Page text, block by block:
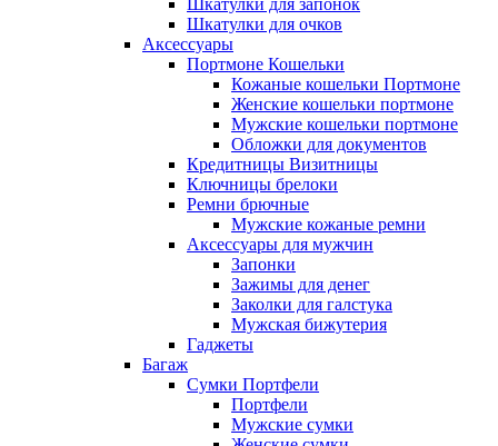
Шкатулки для запонок
Шкатулки для очков
Аксессуары
Портмоне Кошельки
Кожаные кошельки Портмоне
Женские кошельки портмоне
Мужские кошельки портмоне
Обложки для документов
Кредитницы Визитницы
Ключницы брелоки
Ремни брючные
Мужские кожаные ремни
Аксессуары для мужчин
Запонки
Зажимы для денег
Заколки для галстука
Мужская бижутерия
Гаджеты
Багаж
Сумки Портфели
Портфели
Мужские сумки